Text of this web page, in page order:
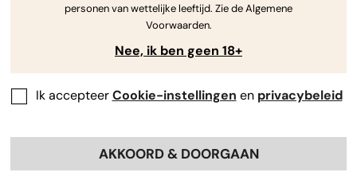
Cannabis Lifestyle Blogs
personen van wettelijke leeftijd. Zie de Algemene
Voorwaarden.
Nee, ik ben geen 18+
Ik accepteerCookie-instellingen en privacybeleid
AKKOORD & DOORGAAN